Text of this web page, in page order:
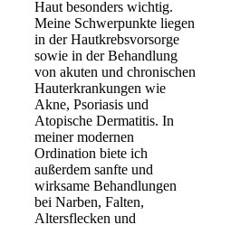
Haut besonders wichtig.
Meine Schwerpunkte liegen
in der Hautkrebsvorsorge
sowie in der Behandlung
von akuten und chronischen
Hauterkrankungen wie
Akne, Psoriasis und
Atopische Dermatitis. In
meiner modernen
Ordination biete ich
außerdem sanfte und
wirksame Behandlungen
bei Narben, Falten,
Altersflecken und